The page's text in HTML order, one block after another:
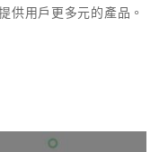
供用戶更多元的產品。